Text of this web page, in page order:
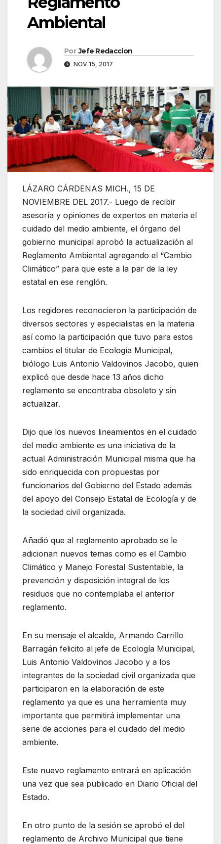
Ambiental
Por Jefe Redaccion
NOV 15, 2017
LÁZARO CÁRDENAS MICH., 15 DE
NOVIEMBRE DEL 2017.- Luego de recibir
asesoría y opiniones de expertos en materia el
cuidado del medio ambiente, el órgano del
gobierno municipal aprobó la actualización al
Reglamento Ambiental agregando el “Cambio
Climático” para que este a la par de la ley
estatal en ese renglón.
Los regidores reconocieron la participación de
diversos sectores y especialistas en la materia
así como la participación que tuvo para estos
cambios el titular de Ecología Municipal,
biólogo Luis Antonio Valdovinos Jacobo, quien
explicó que desde hace 13 años dicho
reglamento se encontraba obsoleto y sin
actualizar.
Dijo que los nuevos lineamientos en el cuidado
del medio ambiente es una iniciativa de la
actual Administración Municipal misma que ha
sido enriquecida con propuestas por
funcionarios del Gobierno del Estado además
del apoyo del Consejo Estatal de Ecología y de
la sociedad civil organizada.
Añadió que al reglamento aprobado se le
adicionan nuevos temas como es el Cambio
Climático y Manejo Forestal Sustentable, la
prevención y disposición integral de los
residuos que no contemplaba el anterior
reglamento.
En su mensaje el alcalde, Armando Carrillo
Barragán felicito al jefe de Ecología Municipal,
Luis Antonio Valdovinos Jacobo y a los
integrantes de la sociedad civil organizada que
participaron en la elaboración de este
reglamento ya que es una herramienta muy
importante que permitirá implementar una
serie de acciones para el cuidado del medio
ambiente.
Este nuevo reglamento entrará en aplicación
una vez que sea publicado en Diario Oficial del
Estado.
En otro punto de la sesión se aprobó el del
reglamento de Archivo Municipal que tiene